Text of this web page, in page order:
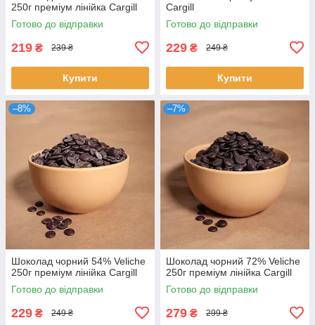
250г преміум лінійка Cargill
Готово до відправки
219 ₴ 239 ₴
Купити
Cargill
Готово до відправки
229 ₴ 249 ₴
Купити
–8%
Шоколад чорний 54% Veliche
250г преміум лінійка Cargill
Готово до відправки
229 ₴ 249 ₴
–7%
Шоколад чорний 72% Veliche
250г преміум лінійка Cargill
Готово до відправки
279 ₴ 299 ₴